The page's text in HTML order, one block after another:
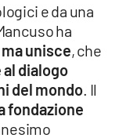
e da una
ha
unisce, che
al dialogo
del mondo . Il
fondazione